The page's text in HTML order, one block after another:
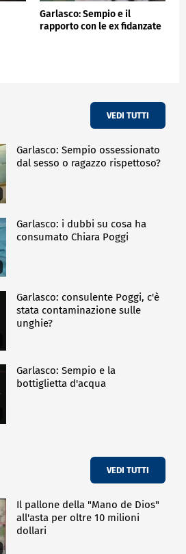
Garlasco: Sempio e il
rapporto con le ex fidanzate
VEDI TUTTI
Garlasco: Sempio ossessionato
dal sesso o ragazzo rispettoso?
Garlasco: i dubbi su cosa ha
consumato Chiara Poggi
Garlasco: consulente Poggi, c'è
stata contaminazione sulle
unghie?
Garlasco: Sempio e la
bottiglietta d'acqua
VEDI TUTTI
Il pallone della "Mano de Dios"
all'asta per oltre 10 milioni
dollari